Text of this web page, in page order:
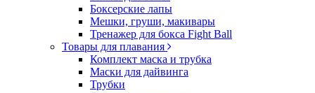
Боксерские лапы
Мешки, груши, макивары
Тренажер для бокса Fight Ball
Товары для плавания
Комплект маска и трубка
Маски для дайвинга
Трубки